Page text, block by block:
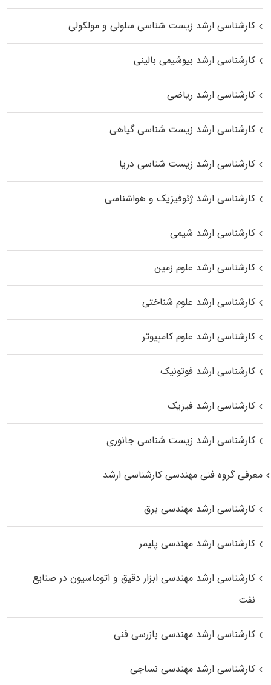
کارشناسی ارشد زیست شناسی سلولی و مولکولی
کارشناسی ارشد بیوشیمی بالینی
کارشناسی ارشد ریاضی
کارشناسی ارشد زیست‌ شناسی گیاهی
کارشناسی ارشد زیست‌ شناسی دریا
کارشناسی ارشد ژئوفیزیک و هواشناسی
کارشناسی ارشد شیمی
کارشناسی ارشد علوم زمین
کارشناسی ارشد علوم شناختی
کارشناسی ارشد علوم کامپیوتر
کارشناسی ارشد فوتونیک
کارشناسی ارشد فیزیک
کارشناسی ارشد زیست‌ شناسی جانوری
معرفی گروه فنی مهندسی کارشناسی ارشد
کارشناسی ارشد مهندسی برق
کارشناسی ارشد مهندسی پلیمر
کارشناسی ارشد مهندسی ابزار دقیق و اتوماسیون در صنایع
نفت
کارشناسی ارشد مهندسی بازرسی فنی
کارشناسی ارشد مهندسی نساجی